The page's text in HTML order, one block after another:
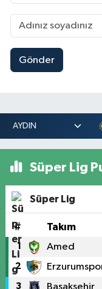
Gönder
Süper Lig
Süper Lig
# Takım
1 Amed
2
3